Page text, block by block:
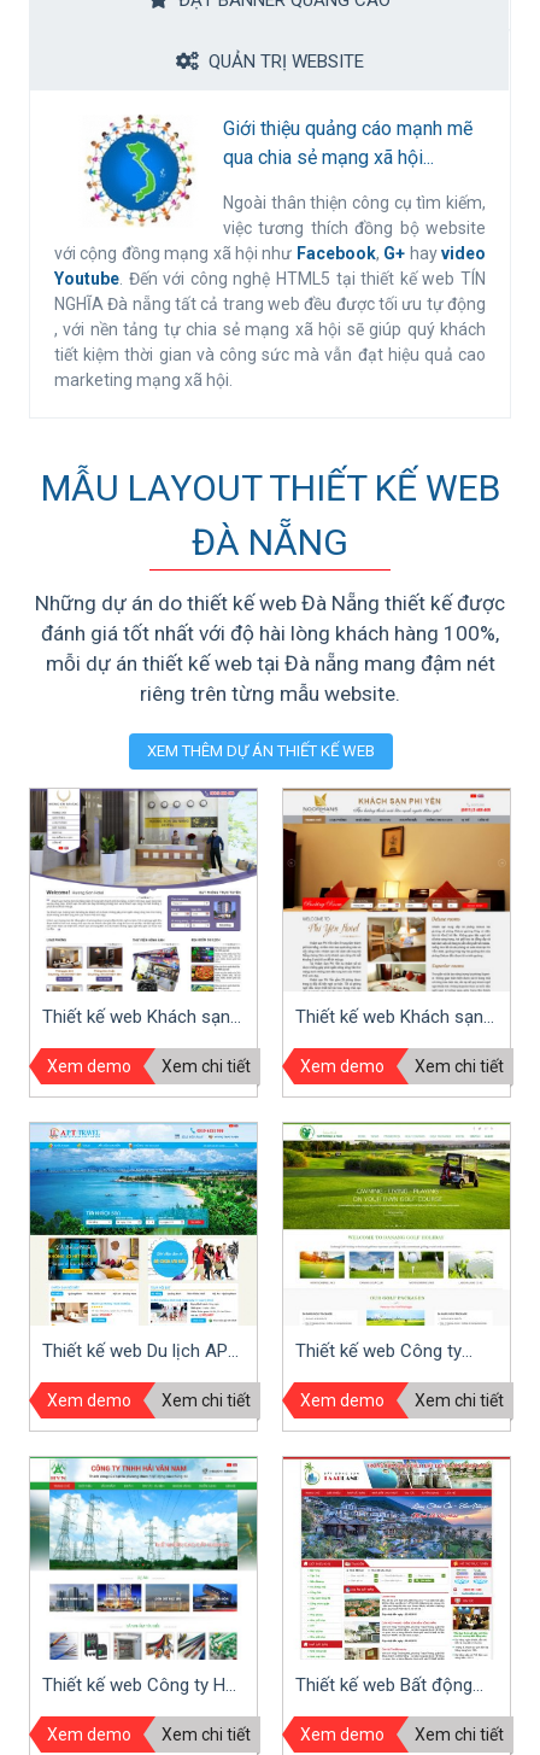
QUẢN TRỊ WEBSITE
Giới thiệu quảng cáo mạnh mẽ
qua chia sẻ mạng xã hội...
Ngoài thân thiện công cụ tìm kiếm,
việc tương thích đồng bộ website
với cộng đồng mạng xã hội như Facebook, G+ hayvideo
Youtube . Đến với công nghệ HTML5 tại thiết kế web TÍN
NGHĨA Đà nẵng tất cả trang web đều được tối ưu tự động
, với nền tảng tự chia sẻ mạng xã hội sẽ giúp quý khách
tiết kiệm thời gian và công sức mà vẫn đạt hiệu quả cao
marketing mạng xã hội.
MẪU LAYOUT THIẾT KẾ WEB
ĐÀ NẴNG
Những dự án do thiết kế web Đà Nẵng thiết kế được
đánh giá tốt nhất với độ hài lòng khách hàng 100%,
mỗi dự án thiết kế web tại Đà nẵng mang đậm nét
riêng trên từng mẫu website.
XEM THÊM DỰ ÁN THIẾT KẾ WEB
Thiết kế web Khách sạn
Hương Sơn
Xem demo Xem chi tiết
Thiết kế web Khách sạn
Phi yến
Xem demo Xem chi tiết
Thiết kế web Du lịch APT
travel Hội An
Xem demo Xem chi tiết
Thiết kế web Công ty
Vietline Travel - Vietnam
Golf Courses
Xem demo Xem chi tiết
Thiết kế web Công ty Hải
Xem demo Xem chi tiết
Thiết kế web Bất động
Xem demo Xem chi tiết